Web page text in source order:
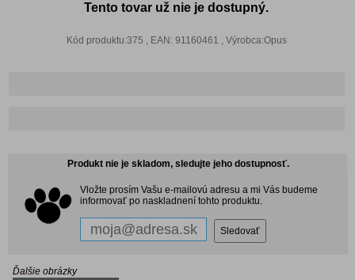
Tento tovar už nie je dostupný.
Kód produktu:375 , EAN: 91160461 , Výrobca:Opus
Produkt nie je skladom, sledujte jeho dostupnosť.
Vložte prosím Vašu e-mailovú adresu a mi Vás budeme
informovať po naskladnení tohto produktu.
Ďalšie obrázky